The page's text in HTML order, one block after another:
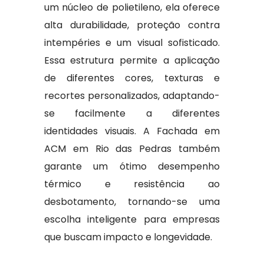
um núcleo de polietileno, ela oferece
alta durabilidade, proteção contra
intempéries e um visual sofisticado.
Essa estrutura permite a aplicação
de diferentes cores, texturas e
recortes personalizados, adaptando-
se facilmente a diferentes
identidades visuais. A Fachada em
ACM em Rio das Pedras também
garante um ótimo desempenho
térmico e resistência ao
desbotamento, tornando-se uma
escolha inteligente para empresas
que buscam impacto e longevidade.